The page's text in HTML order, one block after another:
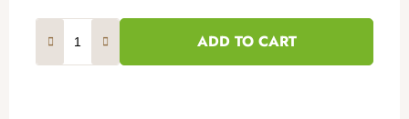
ADD TO CART